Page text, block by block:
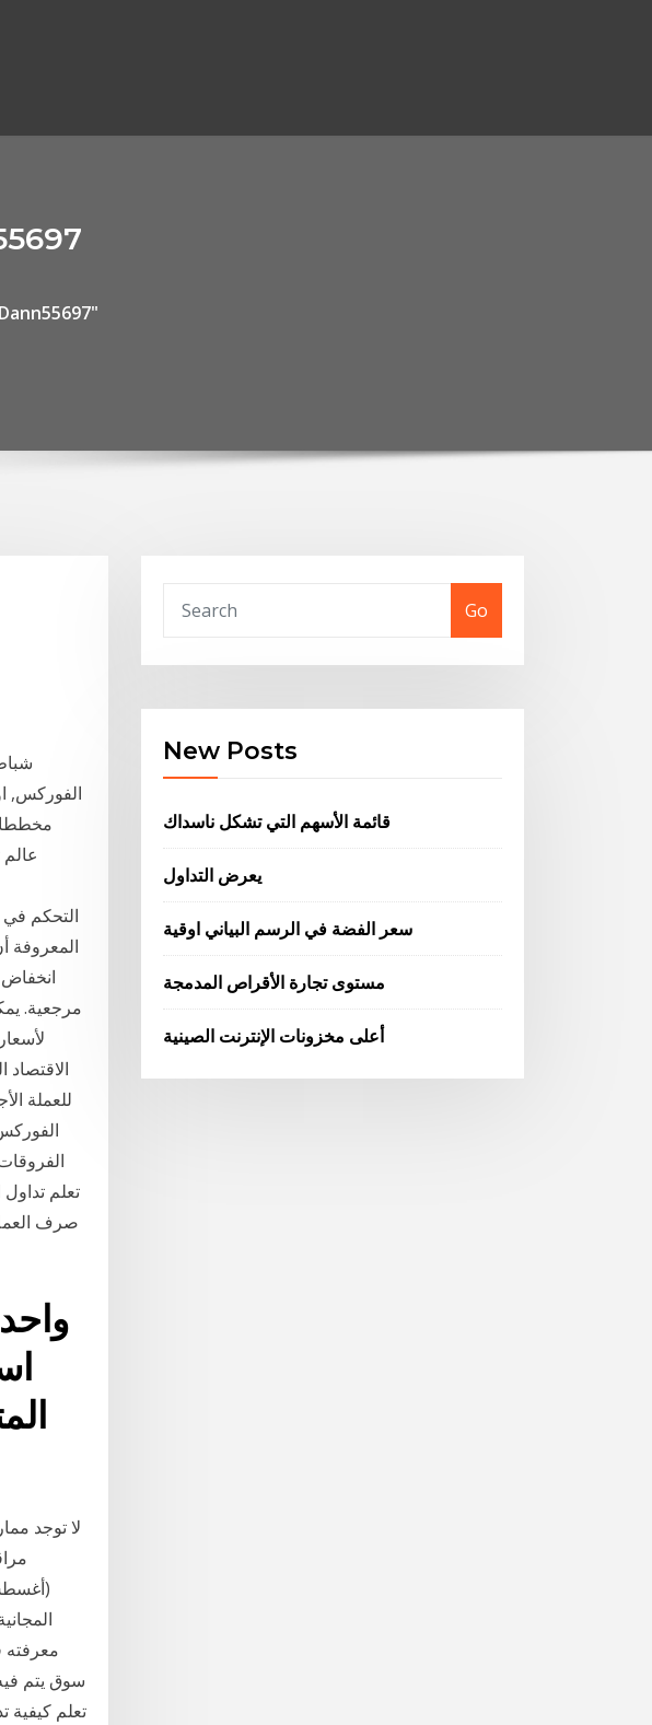
الفوركس,
التحكم في
المعروفة
مرجعية.
للعملة
صرف
لا توجد
معرفته
سوق يتم
تعلم كيفية
Go
New Posts
قائمة الأسهم التي تشكل ناسداك
يعرض التداول
سعر الفضة في الرسم البياني اوقية
مستوى تجارة الأقراص المدمجة
أعلى مخزونات الإنترنت الصينية